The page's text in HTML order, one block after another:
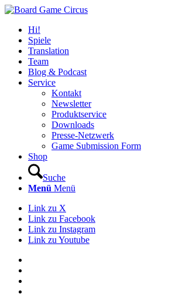
Hi!
Spiele
Translation
Team
Blog & Podcast
Service
Kontakt
Newsletter
Produktservice
Downloads
Presse-Netzwerk
Game Submission Form
Shop
Suche
Menü Menü
Link zu X
Link zu Facebook
Link zu Instagram
Link zu Youtube